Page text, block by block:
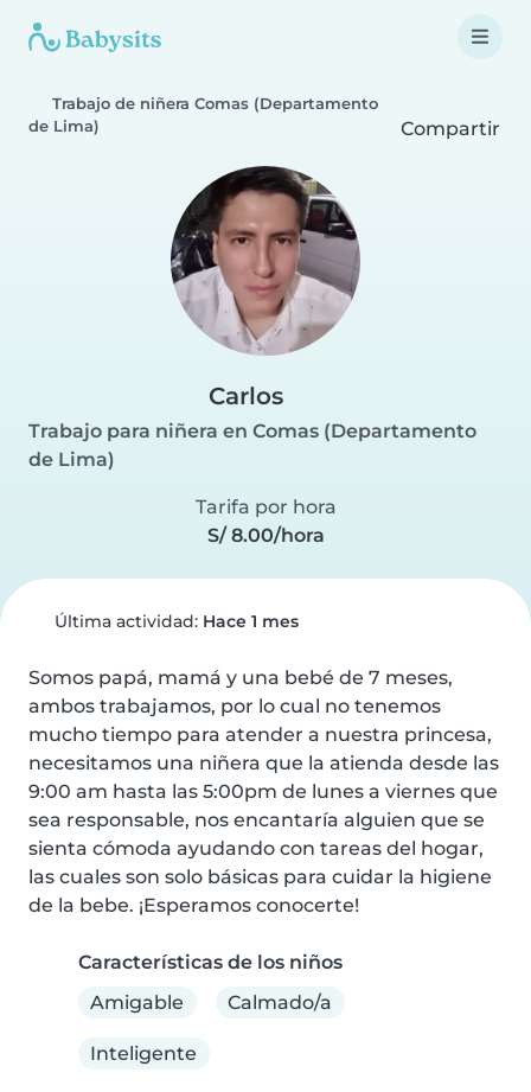
Trabajo de niñera Comas (Departamento
de Lima)
Compartir
Carlos
Trabajo para niñera en Comas (Departamento
de Lima)
Tarifa por hora
S/ 8.00/hora
Última actividad: Hace 1 mes
Somos papá, mamá y una bebé de 7 meses,
ambos trabajamos, por lo cual no tenemos
mucho tiempo para atender a nuestra princesa,
necesitamos una niñera que la atienda desde las
9:00 am hasta las 5:00pm de lunes a viernes que
sea responsable, nos encantaría alguien que se
sienta cómoda ayudando con tareas del hogar,
las cuales son solo básicas para cuidar la higiene
de la bebe. ¡Esperamos conocerte!
Características de los niños
Amigable
Calmado/a
Inteligente